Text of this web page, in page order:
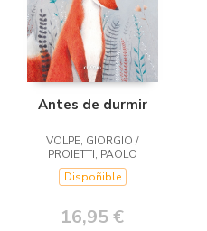
Antes de durmir
VOLPE, GIORGIO /
PROIETTI, PAOLO
Dispoñible
16,95 €